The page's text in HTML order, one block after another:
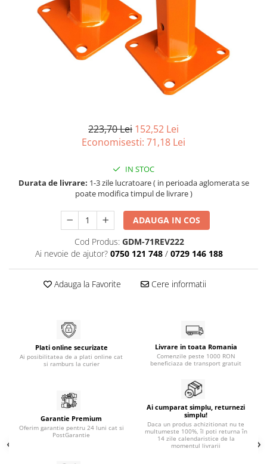
223,70 Lei 152,52 Lei
Economisesti: 71,18 Lei
IN STOC
Durata de livrare: 1-3 zile lucratoare ( in perioada aglomerata se
poate modifica timpul de livrare )
ADAUGA IN COS
Cod Produs: GDM-71REV222
Ai nevoie de ajutor? 0750 121 748 / 0729 146 188
Adauga la Favorite Cere informatii
Plati online securizate
Ai posibilitatea de a plati online cat
si ramburs la curier
Livrare in toata Romania
Comenzile peste 1000 RON
beneficiaza de transport gratuit
Garantie Premium
Oferim garantie pentru 24 luni cat si
PostGarantie
Ai cumparat simplu, returnezi
simplu!
Daca un produs achizitionat nu te
multumeste 100%, îl poti returna în
14 zile calendaristice de la
momentul livrarii